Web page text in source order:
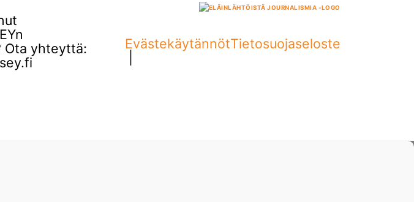
Ota yhteyttä:
EvästekäytännötTietosuojaseloste